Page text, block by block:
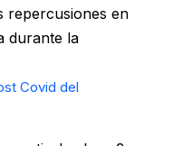
repercusiones en
durante la
Covid del